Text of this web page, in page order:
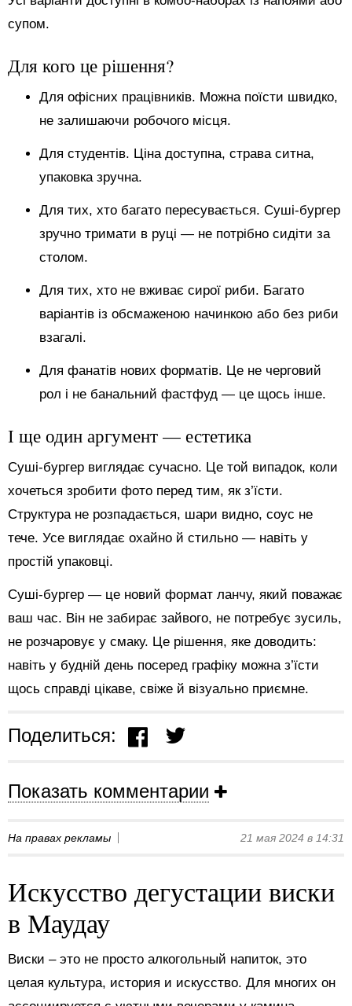
супом.
Для кого це рішення?
Для офісних працівників. Можна поїсти швидко,
не залишаючи робочого місця.
Для студентів. Ціна доступна, страва ситна,
упаковка зручна.
Для тих, хто багато пересувається. Суші-бургер
зручно тримати в руці — не потрібно сидіти за
столом.
Для тих, хто не вживає сирої риби. Багато
варіантів із обсмаженою начинкою або без риби
взагалі.
Для фанатів нових форматів. Це не черговий
рол і не банальний фастфуд — це щось інше.
І ще один аргумент — естетика
Суші-бургер виглядає сучасно. Це той випадок, коли
хочеться зробити фото перед тим, як з’їсти.
Структура не розпадається, шари видно, соус не
тече. Усе виглядає охайно й стильно — навіть у
простій упаковці.
Суші-бургер — це новий формат ланчу, який поважає
ваш час. Він не забирає зайвого, не потребує зусиль,
не розчаровує у смаку. Це рішення, яке доводить:
навіть у будній день посеред графіку можна з’їсти
щось справді цікаве, свіже й візуально приємне.
Поделиться:
Показать комментарии
На правах рекламы 21 мая 2024 в 14:31
Искусство дегустации виски
в Маудау
Виски – это не просто алкогольный напиток, это
целая культура, история и искусство. Для многих он